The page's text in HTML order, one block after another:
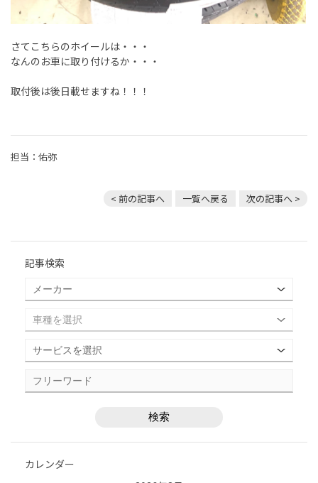
さてこちらのホイールは・・・
なんのお車に取り付けるか・・・
取付後は後日載せますね！！！
担当：佑弥
< 前の記事へ 一覧へ戻る 次の記事へ >
記事検索
カレンダー